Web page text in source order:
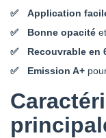
Application
Bonne opacité
Recouvrable en
Emission A+